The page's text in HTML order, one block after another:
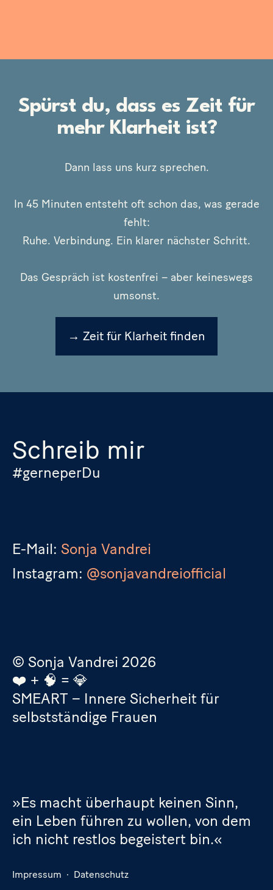
Spürst du, dass es Zeit für
mehr Klarheit ist?
Dann lass uns kurz sprechen.
In 45 Minuten entsteht oft schon das, was gerade
fehlt:
Ruhe. Verbindung. Ein klarer nächster Schritt.
Das Gespräch ist kostenfrei – aber keineswegs
umsonst.
→ Zeit für Klarheit finden
Schreib mir
#gerneperDu
E-Mail: Sonja Vandrei
Instagram: @sonjavandreiofficial
© Sonja Vandrei 2026
❤️ + 🧠 = 💎
SMEART – Innere Sicherheit für
selbstständige Frauen
»Es macht überhaupt keinen Sinn,
ein Leben führen zu wollen, von dem
ich nicht restlos begeistert bin.«
Impressum · Datenschutz